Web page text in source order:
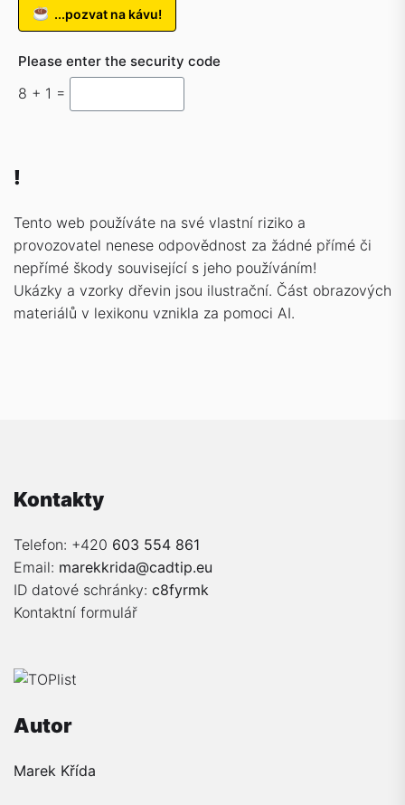
...pozvat na kávu!
Please enter the security code
8 + 1 =
!
Tento web používáte na své vlastní riziko a
provozovatel nenese odpovědnost za žádné přímé či
nepřímé škody související s jeho používáním!
Ukázky a vzorky dřevin jsou ilustrační. Část obrazových
materiálů v lexikonu vznikla za pomoci AI.
Kontakty
Telefon: +420 603 554 861
Email: marekkrida@cadtip.eu
ID datové schránky: c8fyrmk
Kontaktní formulář
Autor
Marek Křída